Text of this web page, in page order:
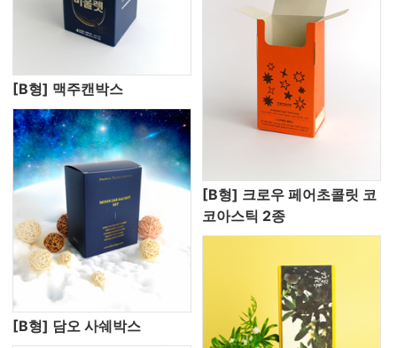
[B형] 맥주캔박스
[B형] 담오 사쉐박스
[B형] 크로우 페어초콜릿 코
코아스틱 2종